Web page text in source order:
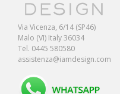
Via Vicenza, 6/14 (SP46)
Malo (VI) Italy 36034
Tel. 0445 580580
assistenza@iamdesign.com